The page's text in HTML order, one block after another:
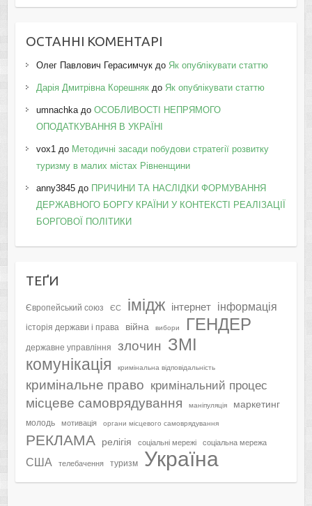
ОСТАННІ КОМЕНТАРІ
Олег Павлович Герасимчукдо Як опублікувати статтю
Дарія Дмитрівна Корешнякдо Як опублікувати статтю
umnachkaдо ОСОБЛИВОСТІ НЕПРЯМОГО
ОПОДАТКУВАННЯ В УКРАЇНІ
vox1до Методичні засади побудови стратегії розвитку
туризму в малих містах Рівненщини
anny3845до ПРИЧИНИ ТА НАСЛІДКИ ФОРМУВАННЯ
ДЕРЖАВНОГО БОРГУ КРАЇНИ У КОНТЕКСТІ РЕАЛІЗАЦІЇ
БОРГОВОЇ ПОЛІТИКИ
ТЕҐИ
Європейський союз ЄС імідж інтернет інформація
історія держави і права війна вибори ГЕНДЕР
державне управління злочин ЗМІ
комунікація кримінальна відповідальність
кримінальне право кримінальний процес
місцеве самоврядування маніпуляція маркетинг
молодь мотивація органи місцевого самоврядування
РЕКЛАМА релігія соціальні мережі соціальна мережа
США телебачення туризм Україна